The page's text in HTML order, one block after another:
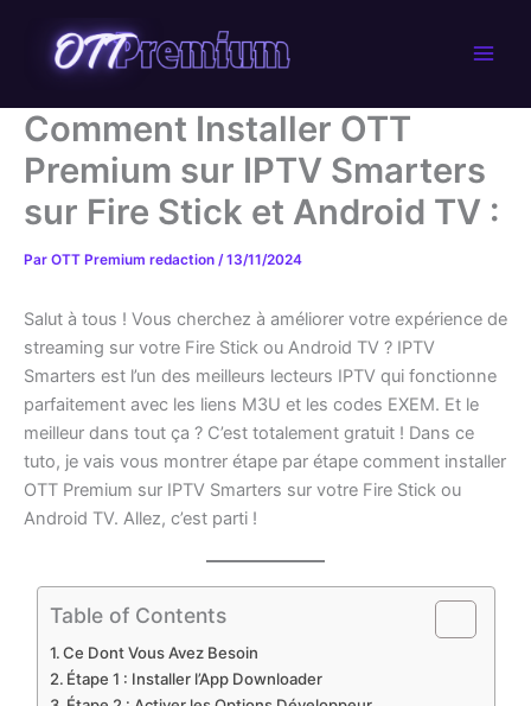
contenu
Comment Installer OTT
Premium sur IPTV Smarters
sur Fire Stick et Android TV :
Par OTT Premium redaction /13/11/2024
Salut à tous ! Vous cherchez à améliorer votre expérience de
streaming sur votre Fire Stick ou Android TV ? IPTV
Smarters est l’un des meilleurs lecteurs IPTV qui fonctionne
parfaitement avec les liens M3U et les codes EXEM. Et le
meilleur dans tout ça ? C’est totalement gratuit ! Dans ce
tuto, je vais vous montrer étape par étape comment installer
OTT Premium sur IPTV Smarters sur votre Fire Stick ou
Android TV. Allez, c’est parti !
Table of Contents
Ce Dont Vous Avez Besoin
Étape 1 : Installer l’App Downloader